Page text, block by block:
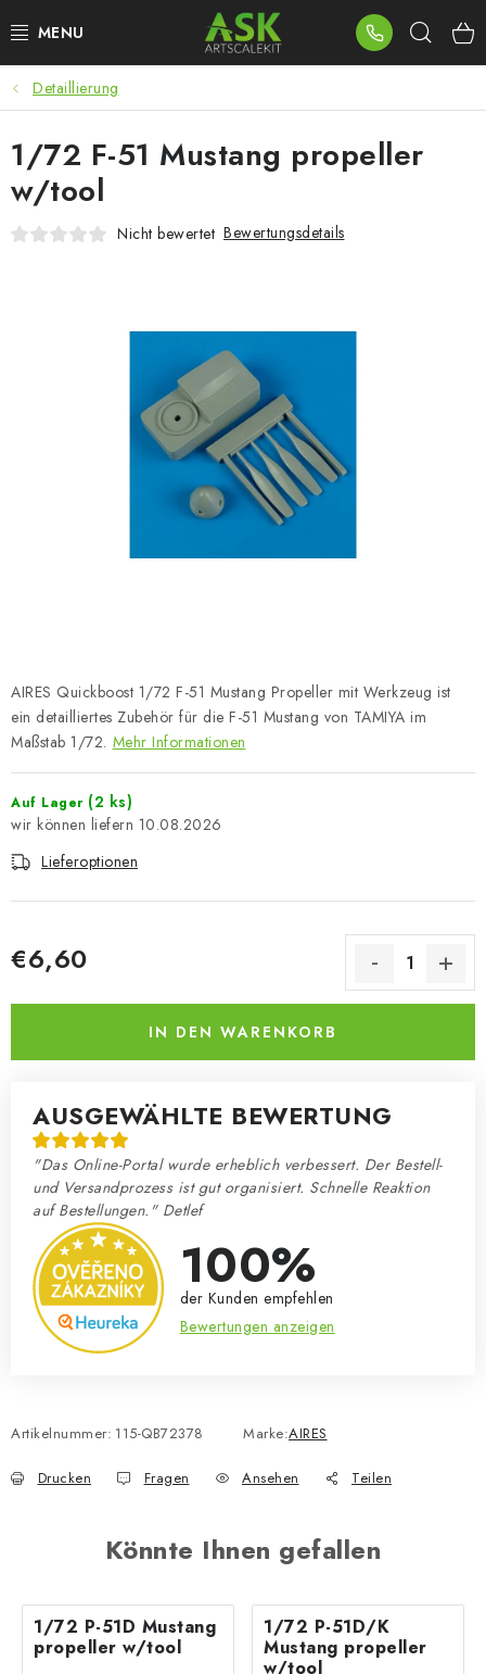
Inhalt
BLOG
SUMMER DAYS
WARHAMMER
FARBEN & WERKZEUGE
VERKAUFTE MARKEN
Über uns Meine Bestellung
Kontakte
Versand und Bezahlung
Großhandel
Detaillierung
AIRES Quickboost 1/72 F-51 Mustang Propeller mit Werkzeug ist
ein detailliertes Zubehör für die F-51 Mustang von TAMIYA im
Maßstab 1/72. Mehr Informationen
Auf Lager (2 ks)
10.08.2026
Lieferoptionen
€6,60
IN DEN WARENKORB
AUSGEWÄHLTE BEWERTUNG
"Das Online-Portal wurde erheblich verbessert. Der Bestell-
und Versandprozess ist gut organisiert. Schnelle Reaktion
auf Bestellungen." Detlef
100%
der Kunden empfehlen
Bewertungen anzeigen
Artikelnummer: 115-QB72378 Marke:AIRES
Drucken Fragen Ansehen Teilen
1/72 F-51 Mustang propeller
w/tool
Nicht bewertet Bewertungsdetails
Könnte Ihnen gefallen
1/72 P-51D Mustang
propeller w/tool
1/72 P-51D/K
Mustang propeller
w/tool